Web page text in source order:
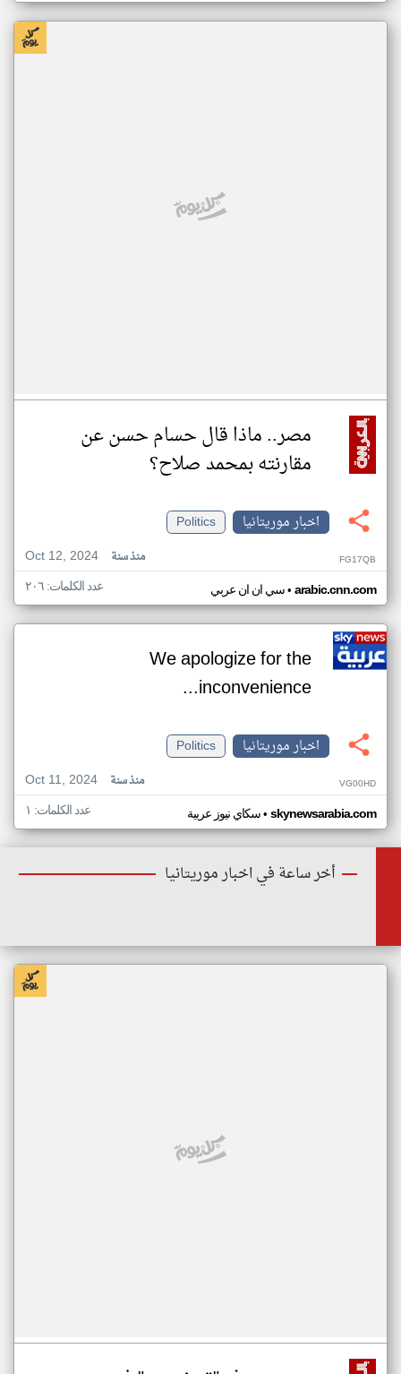
مصر.. ماذا قال حسام حسن عن
مقارنته بمحمد صلاح؟
اخبار موريتانيا
Politics
Oct 12, 2024
منذ سنة FG17QB
سي ان ان عربي• arabic.cnn.com عدد الكلمات: ٢٠٦
We apologize for the
inconvenience...
اخبار موريتانيا
Politics
Oct 11, 2024
منذ سنة VG00HD
سكاي نيوز عربية• skynewsarabia.com عدد الكلمات: ١
أخر ساعة في اخبار موريتانيا